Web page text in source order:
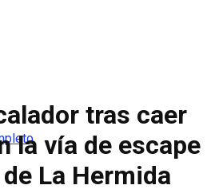
tras caer
la vía de escape
La Hermida